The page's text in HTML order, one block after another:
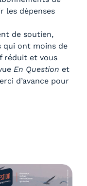
les dépenses
de soutien,
qui ont moins de
réduit et vous
En Question et
d’avance pour